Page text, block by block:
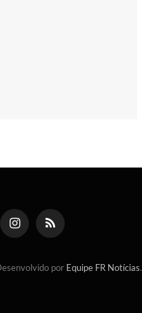
InstagramRSS
por Equipe FR Notícias.